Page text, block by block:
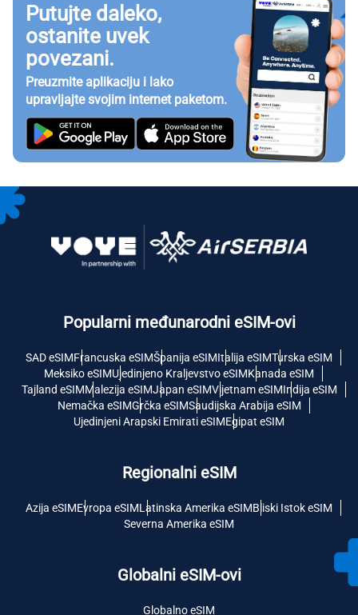
Putujte daleko,
ostanite uvek
povezani.
Preuzmite aplikaciju i lako
upravljajte svojim internet paketom.
Popularni međunarodni eSIM-ovi
SAD eSIMFrancuska eSIMŠpanija eSIMItalija eSIMTurska eSIM
Meksiko eSIMUjedinjeno Kraljevstvo eSIMKanada eSIM
Tajland eSIMMalezija eSIMJapan eSIMVijetnam eSIMIndija eSIM
Nemačka eSIMGrčka eSIMSaudijska Arabija eSIM
Ujedinjeni Arapski Emirati eSIMEgipat eSIM
Regionalni eSIM
Azija eSIMEvropa eSIMLatinska Amerika eSIMBliski Istok eSIM
Severna Amerika eSIM
Globalni eSIM-ovi
Globalno eSIM